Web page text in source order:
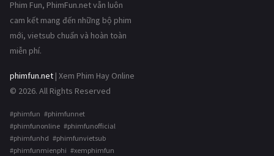
Phim Fun, PhimFun.net vẫn luôn
cam kết mang đến những bộ phim
mới, vietsub chuẩn và hoàn toàn
miễn phí.
phimfun.net | Xem Phim Hay Online
© 2026. All Rights Reserved
#phimfun #phimfunnet
#phimfunonline #phimfunofficial
#phimfunhd #phimfunvietsub
#phimfunmienphi #xemphimfun